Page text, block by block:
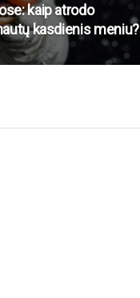
kaip atrodo
kasdienis meniu?